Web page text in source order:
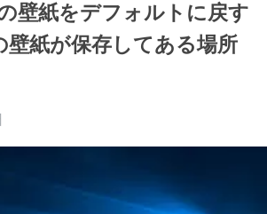
壁紙をデフォルトに戻す
壁紙が保存してある場所